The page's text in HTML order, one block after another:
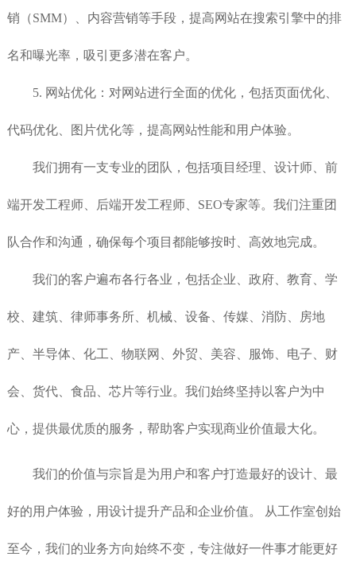
销（SMM）、内容营销等手段，提高网站在搜索引擎中的排
名和曝光率，吸引更多潜在客户。
5. 网站优化：对网站进行全面的优化，包括页面优化、
代码优化、图片优化等，提高网站性能和用户体验。
我们拥有一支专业的团队，包括项目经理、设计师、前
端开发工程师、后端开发工程师、SEO专家等。我们注重团
队合作和沟通，确保每个项目都能够按时、高效地完成。
我们的客户遍布各行各业，包括企业、政府、教育、学
校、建筑、律师事务所、机械、设备、传媒、消防、房地
产、半导体、化工、物联网、外贸、美容、服饰、电子、财
会、货代、食品、芯片等行业。我们始终坚持以客户为中
心，提供最优质的服务，帮助客户实现商业价值最大化。
我们的价值与宗旨是为用户和客户打造最好的设计、最
好的用户体验，用设计提升产品和企业价值。 从工作室创始
至今，我们的业务方向始终不变，专注做好一件事才能更好